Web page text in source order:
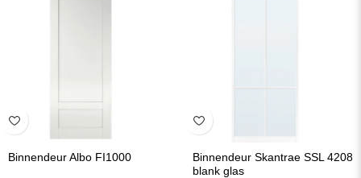
Binnendeur Albo FI1000
Binnendeur Skantrae SSL 4208
blank glas